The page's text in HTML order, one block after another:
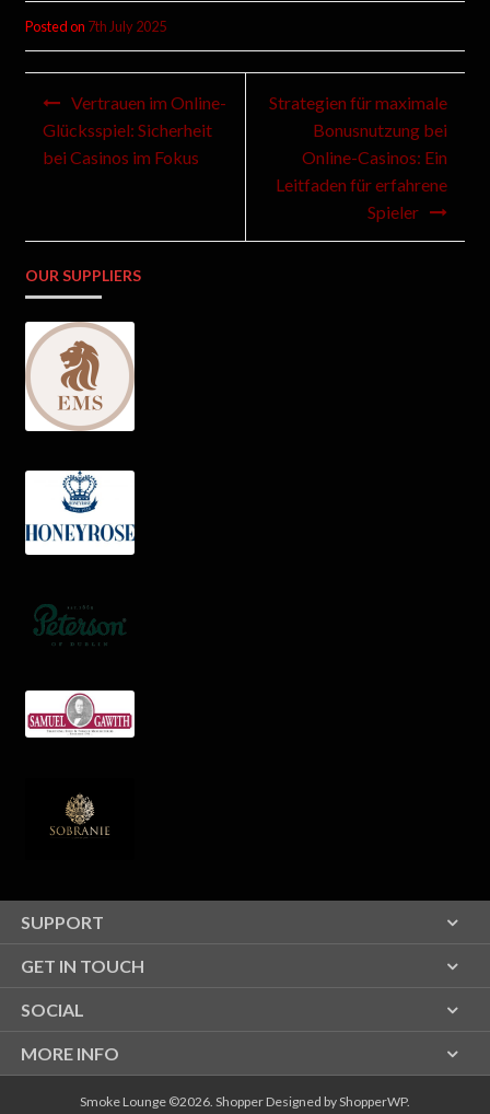
Posted on 7th July 2025
Vertrauen im Online-
Glücksspiel: Sicherheit
bei Casinos im Fokus
Strategien für maximale
Bonusnutzung bei
Online-Casinos: Ein
Leitfaden für erfahrene
Spieler
OUR SUPPLIERS
SUPPORT
GET IN TOUCH
SOCIAL
MORE INFO
Smoke Lounge ©2026. Shopper Designed byShopperWP.